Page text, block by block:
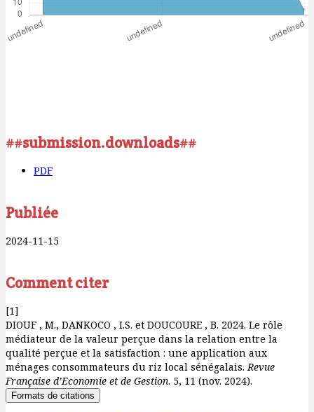
##submission.downloads##
PDF
Publiée
2024-11-15
Comment citer
[1]
DIOUF , M., DANKOCO , I.S. et DOUCOURE , B. 2024. Le rôle
médiateur de la valeur perçue dans la relation entre la
qualité perçue et la satisfaction : une application aux
ménages consommateurs du riz local sénégalais.Revue
Française d’Economie et de Gestion. 5, 11 (nov. 2024).
Formats de citations